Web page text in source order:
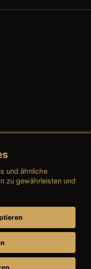
und ähnliche
zu gewährleisten und